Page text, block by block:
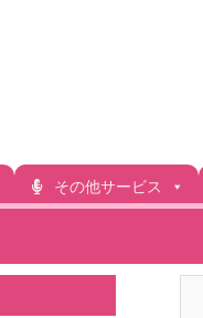
その他サービス